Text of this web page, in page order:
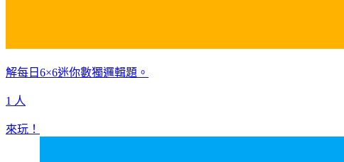
解每日6×6迷你數獨邏輯題。
1 人
來玩！